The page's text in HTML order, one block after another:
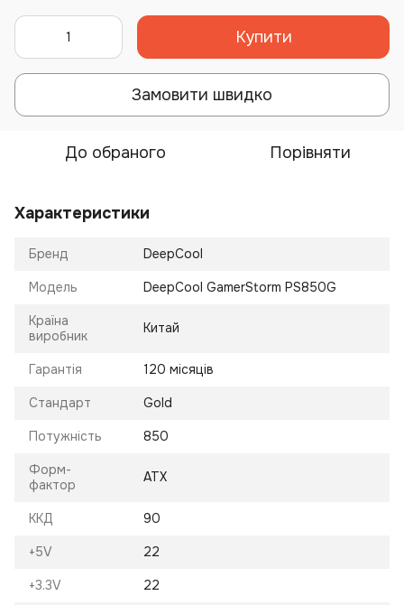
Купити
Замовити швидко
До обраного Порівняти
Характеристики
Бренд DeepCool
Модель DeepCool GamerStorm PS850G
Країна
виробник
Китай
Гарантія 120 місяців
Стандарт Gold
Потужність 850
Форм-
фактор
ATX
ККД 90
+5V 22
+3.3V 22